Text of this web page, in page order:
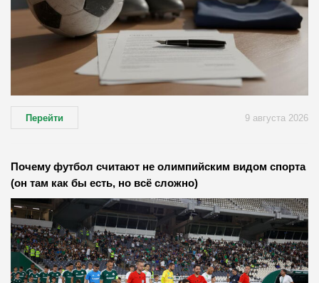
Перейти 9 августа 2026
Почему футбол считают не олимпийским видом спорта
(он там как бы есть, но всё сложно)